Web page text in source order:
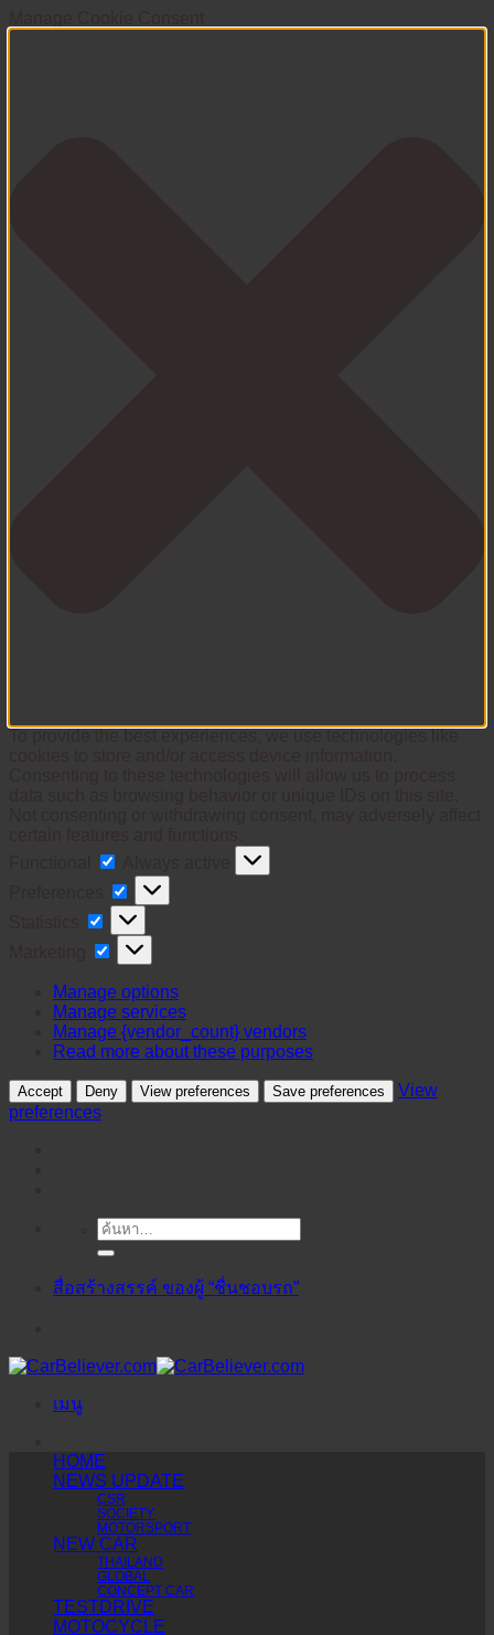
Preferences
Statistics
Marketing
Manage options
Manage services
Manage {vendor_count} vendors
Read more about these purposes
Accept Deny View preferences Save preferences
View
preferences
ค้นหา:
สื่อสร้างสรรค์ ของผู้ “ชื่นชอบรถ”
เมนู
HOME
NEWS UPDATE
CSR
SOCIETY
MOTORSPORT
NEW CAR
THAILAND
GLOBAL
CONCEPT CAR
TESTDRIVE
MOTOCYCLE